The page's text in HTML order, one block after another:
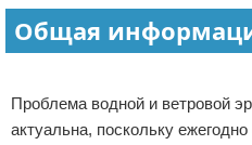
Общая
Проблема водной и ветровой
актуальна, поскольку